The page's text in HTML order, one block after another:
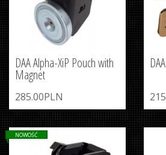
DAA Alpha-XiP Pouch with
Magnet
285.00PLN
NOWOŚĆ